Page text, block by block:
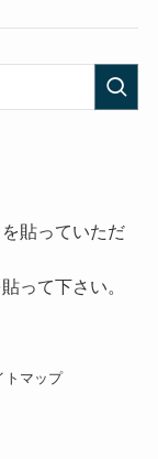
貼っていただ
って下さい。
トマップ